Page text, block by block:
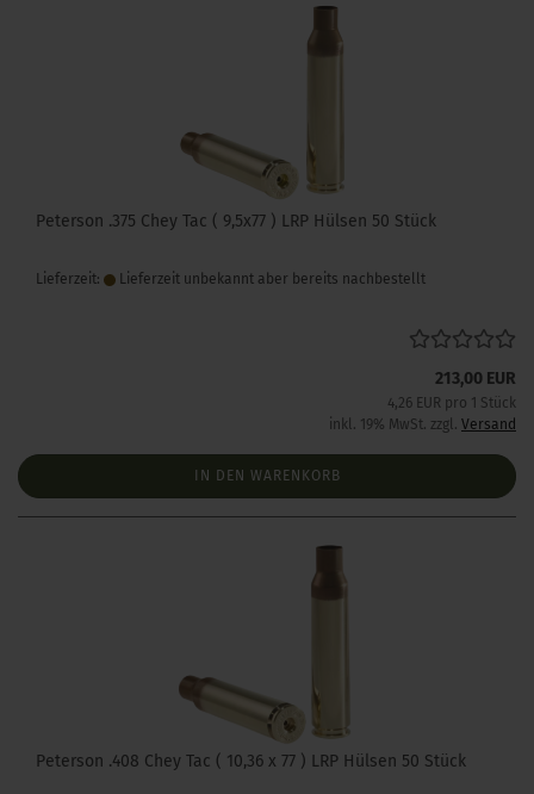
Peterson .375 Chey Tac ( 9,5x77 ) LRP Hülsen 50 Stück
Lieferzeit: Lieferzeit unbekannt aber bereits nachbestellt
213,00 EUR
4,26 EUR pro 1 Stück
inkl. 19% MwSt. zzgl. Versand
IN DEN WARENKORB
Peterson .408 Chey Tac ( 10,36 x 77 ) LRP Hülsen 50 Stück